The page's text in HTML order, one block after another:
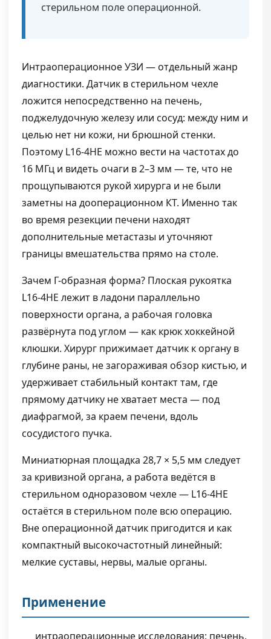
стерильном поле операционной.
Интраоперационное УЗИ — отдельный жанр
диагностики. Датчик в стерильном чехле
ложится непосредственно на печень,
поджелудочную железу или сосуд: между ним и
целью нет ни кожи, ни брюшной стенки.
Поэтому L16-4HE можно вести на частотах до
16 МГц и видеть очаги в 2–3 мм — те, что не
прощупываются рукой хирурга и не были
заметны на дооперационном КТ. Именно так
во время резекции печени находят
дополнительные метастазы и уточняют
границы вмешательства прямо на столе.
Зачем Г-образная форма? Плоская рукоятка
L16-4HE лежит в ладони параллельно
поверхности органа, а рабочая головка
развёрнута под углом — как крюк хоккейной
клюшки. Хирург прижимает датчик к органу в
глубине раны, не загораживая обзор кистью, и
удерживает стабильный контакт там, где
прямому датчику не хватает места — под
диафрагмой, за краем печени, вдоль
сосудистого пучка.
Миниатюрная площадка 28,7 × 5,5 мм следует
за кривизной органа, а работа ведётся в
стерильном одноразовом чехле — L16-4HE
остаётся в стерильном поле всю операцию.
Вне операционной датчик пригодится и как
компактный высокочастотный линейный:
мелкие суставы, нервы, малые органы.
Применение
интраоперационные исследования: печень,